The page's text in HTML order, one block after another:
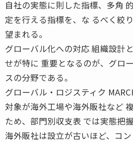
自社の実態に則した指標、多角
定を行える指標を、な るべく絞
望まれる。
グローバル化への対応 組織設計
せが特に 重要となるのが、グロ
スの分野である。
グローバル・ロジスティク
対象が海外工場や海外販社など
ため、部門別収支表 では実態把
海外販社は設立が古いほど、コ